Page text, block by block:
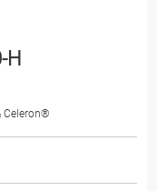
H
Celeron®